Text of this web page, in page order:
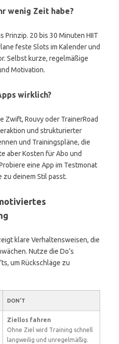
wenig Zeit habe?
Prinzip. 20 bis 30 Minuten HIIT
feste Slots im Kalender und
Selbst kurze, regelmäßige
Motivation.
wirklich?
Zwift, Rouvy oder TrainerRoad
und strukturierter
und Trainingspläne, die
aber Kosten für Abo und
eine App im Testmonat
zu deinem Stil passt.
klare Verhaltensweisen, die
Nutze die Do’s
um Rückschläge zu
DON’T
Ziellos fahren
Ohne Ziel wird Training schnell
langweilig und unregelmäßig.